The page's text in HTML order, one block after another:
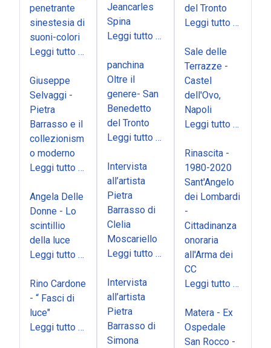
penetrante
sinestesia di
suoni-colori
Leggi tutto …
Giuseppe
Selvaggi -
Pietra
Barrasso e il
collezionism
o moderno
Leggi tutto …
Angela Delle
Donne - Lo
scintillio
della luce
Leggi tutto …
Rino Cardone
- “ Fasci di
luce"
Leggi tutto …
Jeancarles
Spina
Leggi tutto …
panchina
Oltre il
genere- San
Benedetto
del Tronto
Leggi tutto …
Intervista
all’artista
Pietra
Barrasso di
Clelia
Moscariello
Leggi tutto …
Intervista
all’artista
Pietra
Barrasso di
Simona
del Tronto
Leggi tutto …
Sale delle
Terrazze -
Castel
dell'Ovo,
Napoli
Leggi tutto …
Rinascita -
1980-2020
Sant'Angelo
dei Lombardi
-
Cittadinanza
onoraria
all'Arma dei
CC
Leggi tutto …
Matera - Ex
Ospedale
San Rocco -